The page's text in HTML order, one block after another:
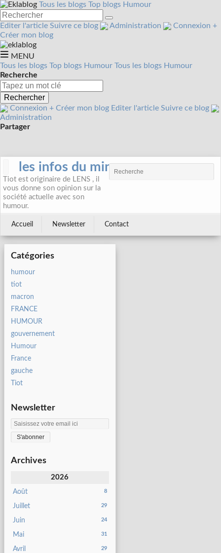
Tous les blogs Top blogs Humour
Editer l'article Suivre ce blog Administration Connexion +
Créer mon blog
MENU
Tous les blogs Top blogs Humour Tous les blogs Humour
Recherche
Rechercher
Connexion + Créer mon blog Editer l'article Suivre ce blog
Administration
Partager
les infos du mineur
Tiot est originaire de LENS , il
vous donne son opinion sur la
société actuelle avec son
humour.
Accueil Newsletter Contact
Catégories
humour
tiot
macron
FRANCE
HUMOUR
gouvernement
Humour
France
gauche
Tiot
Newsletter
Archives
2026
Août 8
Juillet 29
Juin 24
Mai 31
Avril 29